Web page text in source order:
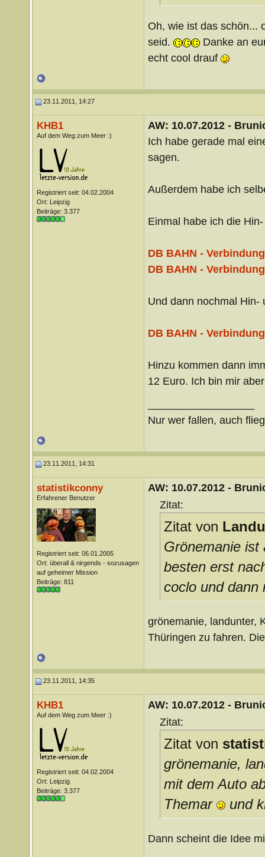
Oh, wie ist das schön...
seid.
Danke an
echt cool drauf
23.11.2011, 14:27
KHB1
Auf dem Weg zum Meer :)
Registriert seit: 04.02.2004
Ort: Leipzig
Beiträge: 3.377
AW: 10.07.2012 -
Ich habe gerade mal
sagen.
Außerdem habe ich
Einmal habe ich die
DB BAHN -
DB BAHN -
Und dann nochmal Hin-
DB BAHN -
Hinzu kommen dann
12 Euro. Ich bin mir
Nur wer fallen, auch
23.11.2011, 14:31
statistikconny
Erfahrener Benutzer
Registriert seit: 06.01.2005
Ort: überall & nirgends - sozusagen
auf geheimer Mission
Beiträge: 811
AW: 10.07.2012 -
Zitat:
Zitat von
Grönemanie
besten erst
coclo und
grönemanie, landunter,
Thüringen zu fahren.
23.11.2011, 14:35
KHB1
Auf dem Weg zum Meer :)
Registriert seit: 04.02.2004
Ort: Leipzig
Beiträge: 3.377
AW: 10.07.2012 -
Zitat:
Zitat von
grönemanie,
mit dem Auto
Themar
und
Dann scheint die Idee